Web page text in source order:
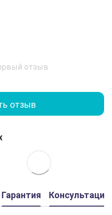
отзыв
отзыв
Гарантия Консультация